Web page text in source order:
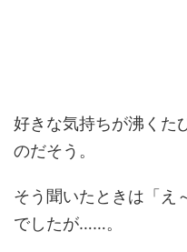
好きな気持ちが沸くた
のだそう。
そう聞いたときは「え
でしたが……。